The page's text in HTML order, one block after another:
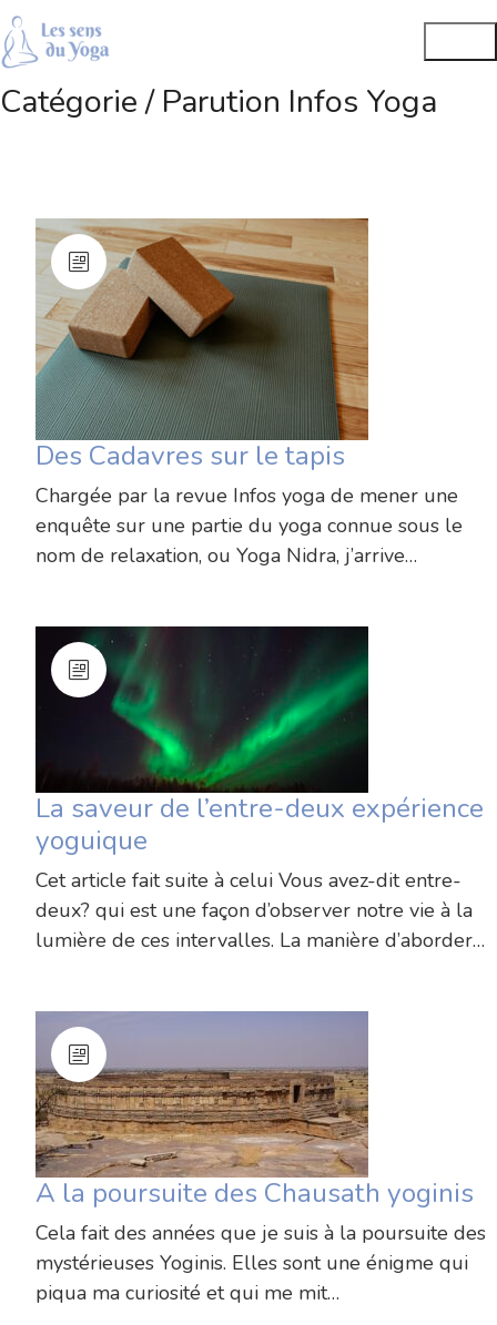
Catégorie / Parution Infos Yoga
Des Cadavres sur le tapis
Chargée par la revue Infos yoga de mener une
enquête sur une partie du yoga connue sous le
nom de relaxation, ou Yoga Nidra, j’arrive…
La saveur de l’entre-deux expérience
yoguique
Cet article fait suite à celui Vous avez-dit entre-
deux? qui est une façon d’observer notre vie à la
lumière de ces intervalles. La manière d’aborder…
A la poursuite des Chausath yoginis
Cela fait des années que je suis à la poursuite des
mystérieuses Yoginis. Elles sont une énigme qui
piqua ma curiosité et qui me mit…